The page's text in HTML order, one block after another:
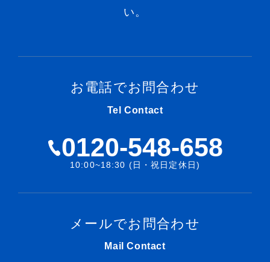
い。
お電話でお問合わせ
Tel Contact
0120-548-658
10:00~18:30 (日・祝日定休日)
メールでお問合わせ
Mail Contact